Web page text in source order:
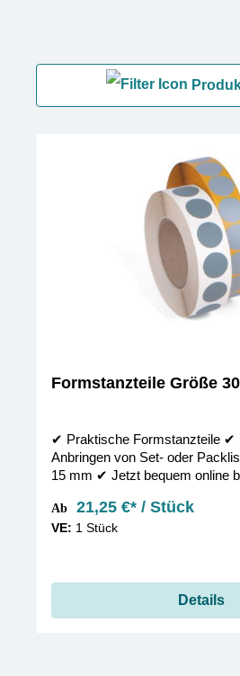
Formstanzteile Größe
✔︎ Praktische Formstanzteile ✔︎
Anbringen von Set- oder
15 mm ✔︎ Jetzt bequem online
Ab 21,25 €* / Stück
VE: 1 Stück
Details